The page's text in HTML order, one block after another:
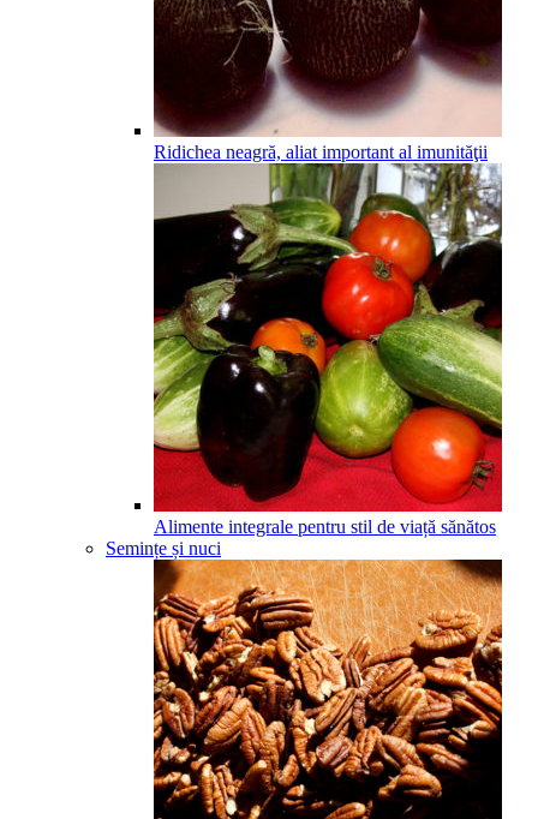
Ridichea neagră, aliat important al imunităţii
Alimente integrale pentru stil de viață sănătos
Semințe și nuci